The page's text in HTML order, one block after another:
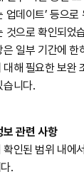
업데이트’ 등으
것으로 확인되었
은 일부 기간에
대해 필요한 보완
습니다.
관련 사항
확인된 범위 내에
.